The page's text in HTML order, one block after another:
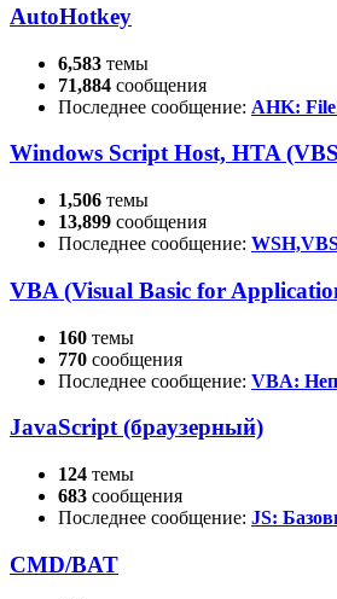
AutoHotkey
6,583 темы
71,884 сообщения
Последнее сообщение: AHK:
Windows Script Host, HTA
1,506 темы
13,899 сообщения
Последнее сообщение:
VBA (Visual Basic for
160 темы
770 сообщения
Последнее сообщение: VBA:
JavaScript (браузерный)
124 темы
683 сообщения
Последнее сообщение: JS:
CMD/BAT